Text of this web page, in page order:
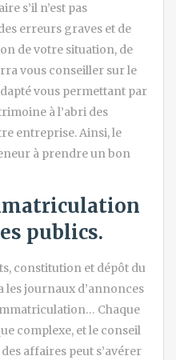
s’il n’est pas
erreurs graves et de
de votre situation, de
vous conseiller sur le
vous permettant par
à l’abri des
entreprise. Ainsi, le
à prendre un bon
publics.
constitution et dépôt du
les journaux d’annonces
Chaque
complexe, et le conseil
affaires peut s’avérer